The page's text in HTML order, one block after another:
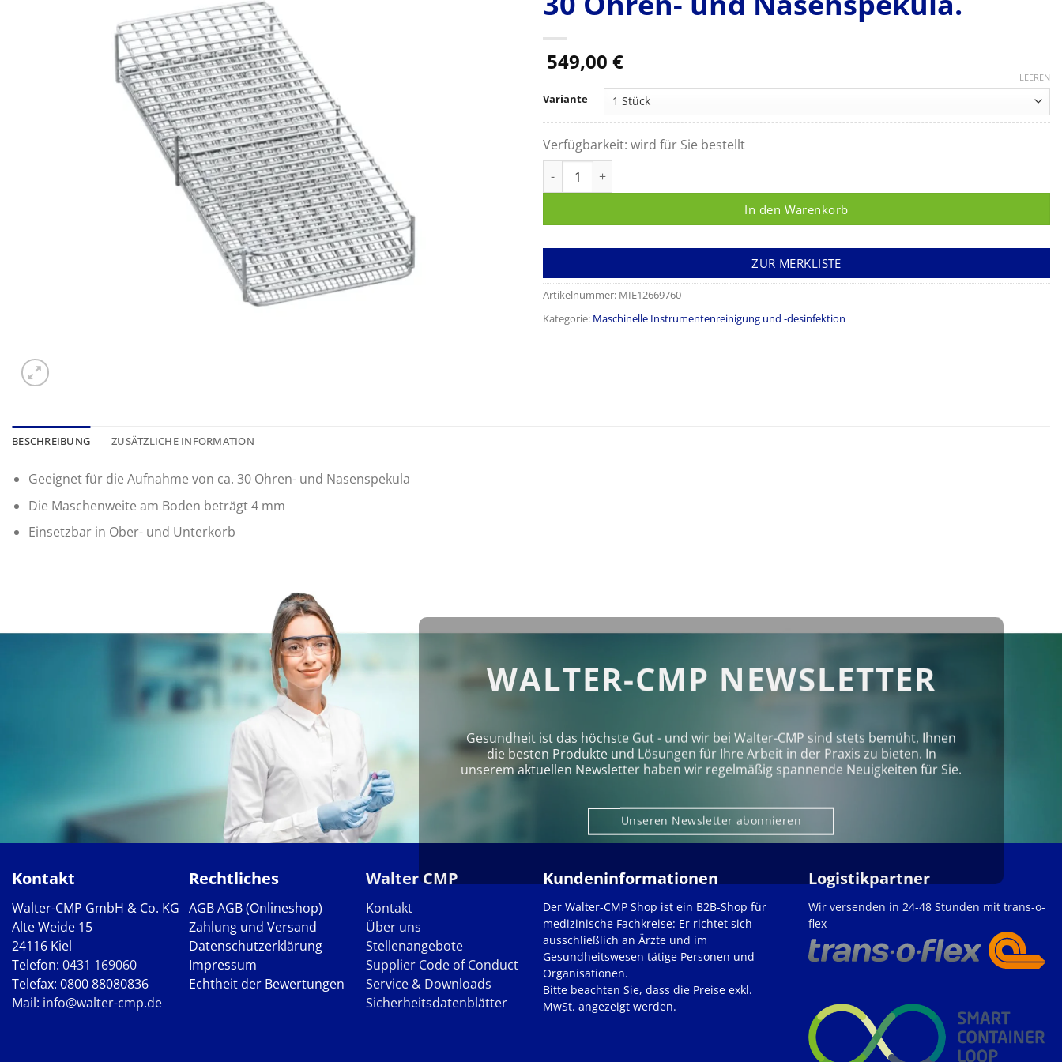
549,00 €
Variante
LEEREN
Verfügbarkeit: wird für Sie bestellt
In den Warenkorb
ZUR MERKLISTE
Artikelnummer: MIE12669760
Kategorie: Maschinelle Instrumentenreinigung und -desinfektion
BESCHREIBUNG ZUSÄTZLICHE INFORMATION
Geeignet für die Aufnahme von ca. 30 Ohren- und Nasenspekula
Die Maschenweite am Boden beträgt 4 mm
Einsetzbar in Ober- und Unterkorb
WALTER-CMP NEWSLETTER
Gesundheit ist das höchste Gut - und wir bei Walter‑CMP sind stets bemüht, Ihnen
die besten Produkte und Lösungen für Ihre Arbeit in der Praxis zu bieten. In
unserem aktuellen Newsletter haben wir regelmäßig spannende Neuigkeiten für Sie.
Unseren Newsletter abonnieren
Kontakt
Walter-CMP GmbH & Co. KG
Alte Weide 15
24116 Kiel
Telefon: 0431 169060
Telefax: 0800 88080836
Mail: info@walter-cmp.de
Rechtliches
AGBAGB (Onlineshop)
Zahlung und Versand
Datenschutzerklärung
Impressum
Echtheit der Bewertungen
Walter CMP
Kontakt
Über uns
Stellenangebote
Supplier Code of Conduct
Service & Downloads
Sicherheitsdatenblätter
Kundeninformationen
Der Walter-CMP Shop ist ein B2B-Shop für
medizinische Fachkreise: Er richtet sich
ausschließlich an Ärzte und im
Gesundheitswesen tätige Personen und
Organisationen.
Bitte beachten Sie, dass die Preise exkl.
MwSt. angezeigt werden.
Logistikpartner
Wir versenden in 24-48 Stunden mit trans-o-
flex